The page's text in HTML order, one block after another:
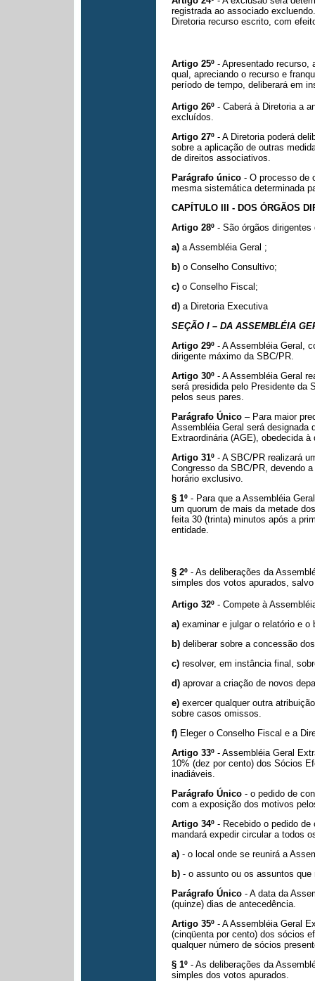
registrada ao associado
Diretoria recurso escrito, com
Artigo 25º - Apresentado recurso,
qual, apreciando o recurso e
período de tempo, deliberará em
Artigo 26º - Caberá à Diretoria a
excluídos.
Artigo 27º - A Diretoria poderá
sobre a aplicação de outras
de direitos associativos.
Parágrafo único - O processo de
mesma sistemática determinada
CAPÍTULO III - DOS ÓRGÃOS
Artigo 28º - São órgãos dirigentes
a) a Assembléia Geral ;
b) o Conselho Consultivo;
c) o Conselho Fiscal;
d) a Diretoria Executiva
SEÇÃO I – DA ASSEMBLÉIA
Artigo 29º - A Assembléia Geral,
dirigente máximo da SBC/PR.
Artigo 30º - A Assembléia Geral
será presidida pelo Presidente da
pelos seus pares.
Parágrafo Único – Para maior
Assembléia Geral será designada
Extraordinária (AGE), obedecida à
Artigo 31º - A SBC/PR realizará
Congresso da SBC/PR, devendo
horário exclusivo.
§ 1º - Para que a Assembléia
um quorum de mais da metade
feita 30 (trinta) minutos após a
entidade.
§ 2º - As deliberações da
simples dos votos apurados,
Artigo 32º - Compete à
a) examinar e julgar o relatório e o
b) deliberar sobre a concessão
c) resolver, em instância final,
d) aprovar a criação de novos
e) exercer qualquer outra
sobre casos omissos.
f) Eleger o Conselho Fiscal e a
Artigo 33º - Assembléia Geral
10% (dez por cento) dos Sócios
inadiáveis.
Parágrafo Único - o pedido de
com a exposição dos motivos
Artigo 34º - Recebido o pedido
mandará expedir circular a todos
a) - o local onde se reunirá a
b) - o assunto ou os assuntos que
Parágrafo Único - A data da
(quinze) dias de antecedência.
Artigo 35º - A Assembléia Geral
(cinqüenta por cento) dos sócios
qualquer número de sócios
§ 1º - As deliberações da
simples dos votos apurados.